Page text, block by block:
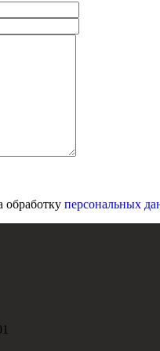
обработку персональных